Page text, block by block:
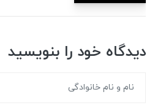
دیدگاه خود را بنویسید